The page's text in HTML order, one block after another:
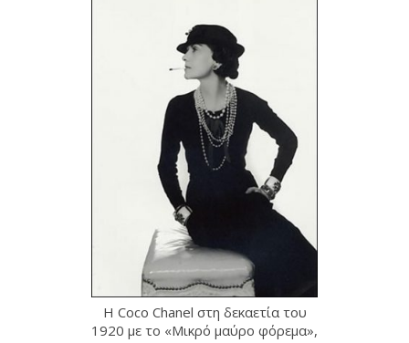
Η Coco Chanel στη δεκαετία του
1920 με το «Μικρό μαύρο φόρεμα»,